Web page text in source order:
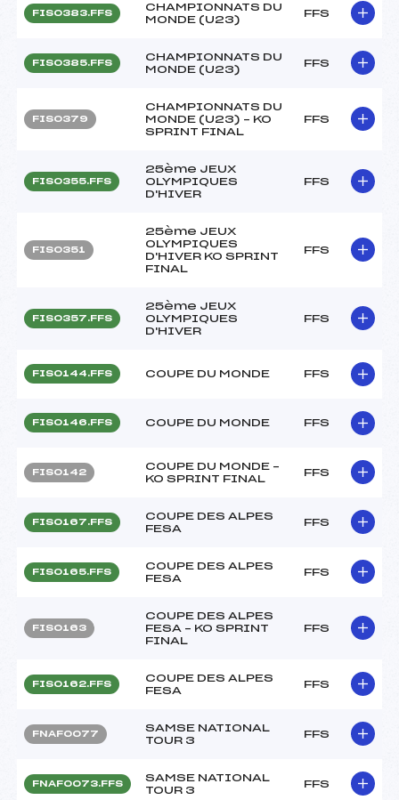
FIS0383.FFS
CHAMPIONNATS DU
MONDE (U23)
FFS
FIS0385.FFS
CHAMPIONNATS DU
MONDE (U23)
FFS
FIS0379
CHAMPIONNATS DU
MONDE (U23) – KO
SPRINT FINAL
FFS
FIS0355.FFS
25ème JEUX
OLYMPIQUES
D'HIVER
FFS
FIS0351
25ème JEUX
OLYMPIQUES
D'HIVER KO SPRINT
FINAL
FFS
FIS0357.FFS
25ème JEUX
OLYMPIQUES
D'HIVER
FFS
FIS0144.FFS COUPE DU MONDE FFS
FIS0146.FFS COUPE DU MONDE FFS
FIS0142
COUPE DU MONDE –
KO SPRINT FINAL
FFS
FIS0167.FFS
COUPE DES ALPES
FESA
FFS
FIS0165.FFS
COUPE DES ALPES
FESA
FFS
FIS0163
COUPE DES ALPES
FESA – KO SPRINT
FINAL
FFS
FIS0162.FFS
COUPE DES ALPES
FESA
FFS
FNAF0077
SAMSE NATIONAL
TOUR 3
FFS
FNAF0073.FFS
SAMSE NATIONAL
TOUR 3
FFS